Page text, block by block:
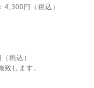
4,300円（税込）
税込）
致します。